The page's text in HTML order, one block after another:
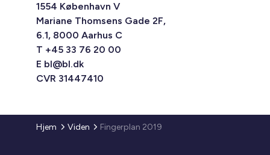
1554 København V
Mariane Thomsens Gade 2F,
6.1, 8000 Aarhus C
T +45 33 76 20 00
E bl@bl.dk
CVR 31447410
Hjem Viden Fingerplan 2019